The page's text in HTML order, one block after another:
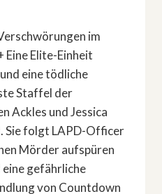
im
Eine Elite-Einheit
eine tödliche
Staffel der
Ackles und Jessica
Sie folgt LAPD-Officer
Mörder aufspüren
gefährliche
von Countdown